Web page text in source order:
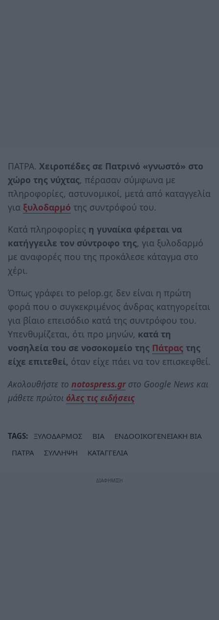
ΠΑΤΡΑ. Χειροπέδες σε Πατρινό «γνωστό» στο
χώρο της νύχτας, πέρασαν σύμφωνα με
πληροφορίες, αστυνομικοί, μετά από καταγγελία
για ξυλοδαρμό της συντρόφού του.
Κατά πληροφορίες η γυναίκα φέρεται να
κατήγγειλε τον σύντροφο της, για ξυλοδαρμό
με αναφορές που της προκάλεσε κάταγμα στο
χέρι.
Όπως γράφει το pelop.gr, δεν είναι η πρώτη
φορά που ο συγκεκριμένος άνδρας κατηγορείται
για βίαιο επεισόδιο κατά της συντρόφου του.
Υπενθυμίζεται, ότι προ μηνών, κατά τη
νοσηλεία του σε νοσοκομείο της Πάτρας της
είχε επιτεθεί, όταν είχε πάει να τον επισκεφθεί.
Ακολουθήστε το notospress.grστο Google News και
μάθετε πρώτοι όλες τις ειδήσεις
TAGS: ΞΥΛΟΔΑΡΜΟΣ ΒΙΑ
ΕΝΔΟΟΙΚΟΓΕΝΕΙΑΚΗ ΒΙΑ
ΠΑΤΡΑ
ΣΥΛΛΗΨΗ ΚΑΤΑΓΓΕΛΙΑ